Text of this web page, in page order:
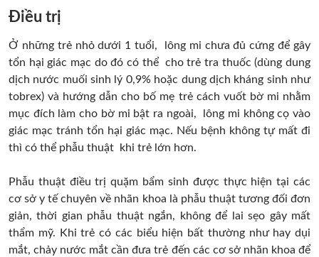
Ðiều trị
Ở những trẻ nhỏ dưới 1 tuổi, lông mi chưa đủ cứng để gây
tổn hại giác mạc do đó có thể cho trẻ tra thuốc (dùng dung
dịch nước muối sinh lý 0,9% hoặc dung dịch kháng sinh như
tobrex) và hướng dẫn cho bố mẹ trẻ cách vuốt bờ mi nhằm
mục đích làm cho bờ mi bật ra ngoài, lông mi không cọ vào
giác mạc tránh tổn hại giác mạc. Nếu bệnh không tự mất đi
thì có thể phẫu thuật khi trẻ lớn hơn.
Phẫu thuật điều trị quặm bẩm sinh được thực hiện tại các
cơ sở y tế chuyên về nhãn khoa là phẫu thuật tương đối đơn
giản, thời gian phẫu thuật ngắn, không để lai sẹo gây mất
thẩm mỹ. Khi trẻ có các biểu hiện bất thường như hay dụi
mắt, chảy nước mắt cần đưa trẻ đến các cơ sở nhãn khoa để